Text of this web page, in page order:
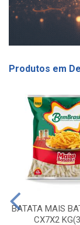
Produtos em
BATATA MAIS
CX7X2